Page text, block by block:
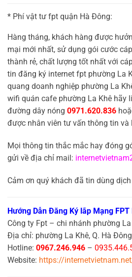
* Phí vật tư fpt quận Hà Đông:
Hàng tháng, khách hàng được
mại mới nhất, sử dụng gói cước
thành rẻ, chất lượng tốt nhất với
tin đăng ký internet fpt phường La
quang doanh nghiệp phường La
wifi quán cafe phường La Khê hãy
đường dây nóng 0971.620.836
được nhân viên tư vấn thông tin và
Mọi thông tin thắc mắc hay đóng
gửi về địa chỉ mail:
Cảm ơn quý khách đã tin dùng
Hướng Dẫn Đăng Ký lắp Mạng
Công ty Fpt – chi nhánh phường
Địa chỉ: phường La Khê, Q. Hà Đông
Hotline: 0967.246.946 –
Website: https://